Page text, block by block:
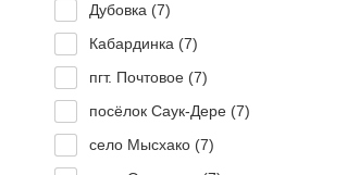
Дубовка (7)
Кабардинка (7)
пгт. Почтовое (7)
посёлок Саук-Дере (7)
село Мысхако (7)